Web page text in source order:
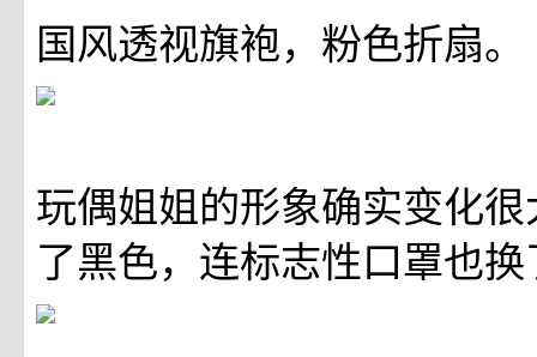
国风透视旗袍，粉色折扇。
玩偶姐姐的形象确实变化
了黑色，连标志性口罩也